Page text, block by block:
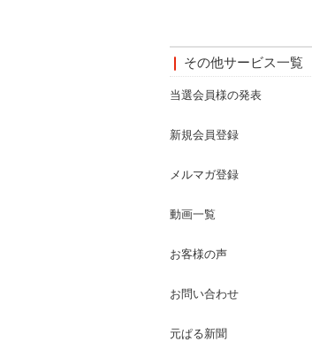
その他サービス一覧
当選会員様の発表
新規会員登録
メルマガ登録
動画一覧
お客様の声
お問い合わせ
元ぱる新聞